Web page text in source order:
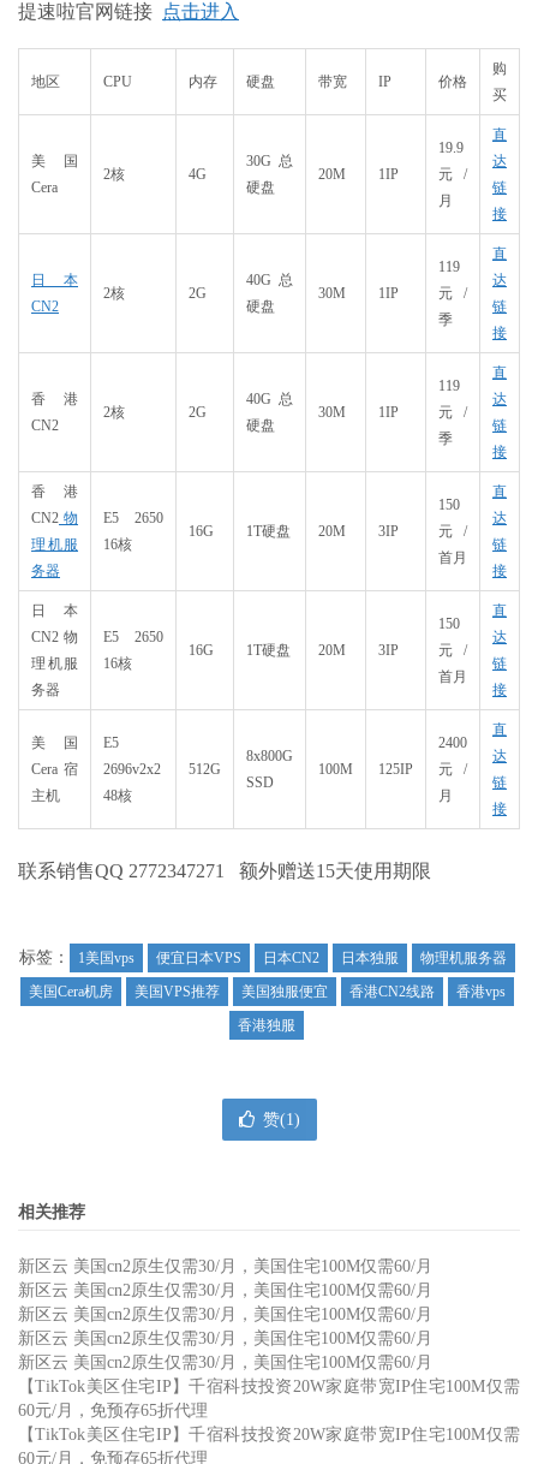
提速啦官网链接 点击进入
地区 CPU 内存 硬盘 带宽 IP 价格
购
买
美国
Cera
2核 4G
30G总
硬盘
20M 1IP
19.9
元/
月
直
达
链
接
日本
CN2
2核 2G
40G总
硬盘
30M 1IP
119
元/
季
直
达
链
接
香港
CN2
2核 2G
40G总
硬盘
30M 1IP
119
元/
季
直
达
链
接
香港
CN2 物
理机服
务器
E5 2650
16核
16G 1T硬盘 20M 3IP
150
元/
首月
直
达
链
接
日本
CN2物
理机服
务器
E5 2650
16核
16G 1T硬盘 20M 3IP
150
元/
首月
直
达
链
接
美国
Cera宿
主机
E5
2696v2x2
48核
512G
8x800G
SSD
100M 125IP
2400
元/
月
直
达
链
接
联系销售QQ 2772347271 额外赠送15天使用期限
标签： 1美国vps 便宜日本VPS 日本CN2 日本独服
物理机服务器
美国Cera机房
美国VPS推荐 美国独服便宜 香港CN2线路
香港vps
香港独服
赞(1)
相关推荐
新区云 美国cn2原生仅需30/月，美国住宅100M仅需60/月
新区云 美国cn2原生仅需30/月，美国住宅100M仅需60/月
新区云 美国cn2原生仅需30/月，美国住宅100M仅需60/月
新区云 美国cn2原生仅需30/月，美国住宅100M仅需60/月
新区云 美国cn2原生仅需30/月，美国住宅100M仅需60/月
【TikTok美区住宅IP】千宿科技投资20W家庭带宽IP住宅100M仅需
60元/月，免预存65折代理
【TikTok美区住宅IP】千宿科技投资20W家庭带宽IP住宅100M仅需
60元/月，免预存65折代理